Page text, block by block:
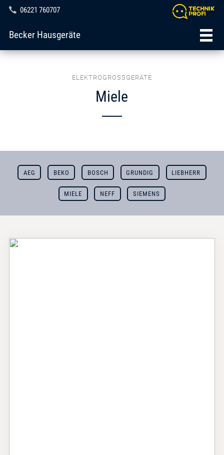
06221 760707
Becker Hausgeräte
ELEKTROGROSSGERÄTE
Miele
AEG BEKO BOSCH GRUNDIG LIEBHERR
MIELE NEFF SIEMENS